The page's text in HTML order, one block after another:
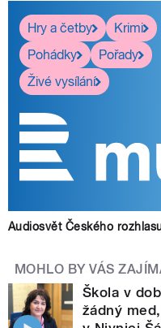
Hry a četby
Krimi
Pohádky
Pořady
Živé vysílání
Audiosvět Českého
MOHLO BY VÁS
Škola v
žádný